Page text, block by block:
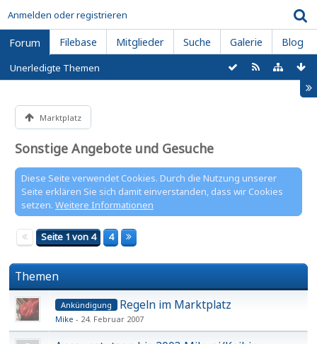
Anmelden oder registrieren
Forum Filebase Mitglieder Suche Galerie Blog
Unerledigte Themen
Marktplatz
Sonstige Angebote und Gesuche
Diese Seite verwendet Cookies. Durch die Nutzung unserer
Seite erklären Sie sich damit einverstanden, dass wir Cookies
setzen. Weitere Informationen
Seite 1 von 4 4
Themen
Ankündigung Regeln im Marktplatz
Mike 24. Februar 2007